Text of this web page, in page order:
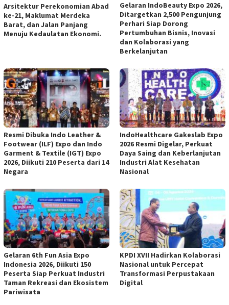
Arsitektur Perekonomian Abad
ke-21, Maklumat Merdeka
Barat, dan Jalan Panjang
Menuju Kedaulatan Ekonomi.
Gelaran IndoBeauty Expo 2026,
Ditargetkan 2,500 Pengunjung
Perhari Siap Dorong
Pertumbuhan Bisnis, Inovasi
dan Kolaborasi yang
Berkelanjutan
Resmi Dibuka Indo Leather &
Footwear (ILF) Expo dan Indo
Garment & Textile (IGT) Expo
2026, Diikuti 210 Peserta dari 14
Negara
IndoHealthcare Gakeslab Expo
2026 Resmi Digelar, Perkuat
Daya Saing dan Keberlanjutan
Industri Alat Kesehatan
Nasional
Gelaran 6th Fun Asia Expo
Indonesia 2026, Diikuti 150
Peserta Siap Perkuat Industri
Taman Rekreasi dan Ekosistem
Pariwisata
KPDI XVII Hadirkan Kolaborasi
Nasional untuk Percepat
Transformasi Perpustakaan
Digital